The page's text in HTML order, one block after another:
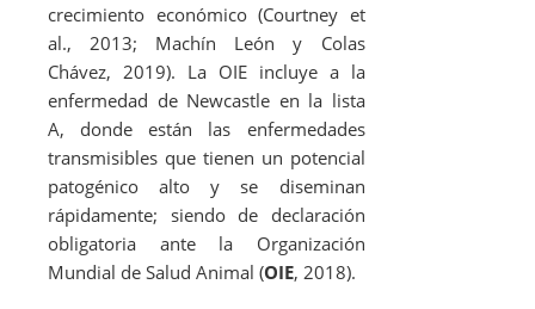
crecimiento económico (Courtney et
al., 2013; Machín León y Colas
Chávez, 2019). La OIE incluye a la
enfermedad de Newcastle en la lista
A, donde están las enfermedades
transmisibles que tienen un potencial
patogénico alto y se diseminan
rápidamente; siendo de declaración
obligatoria ante la Organización
Mundial de Salud Animal (OIE, 2018).